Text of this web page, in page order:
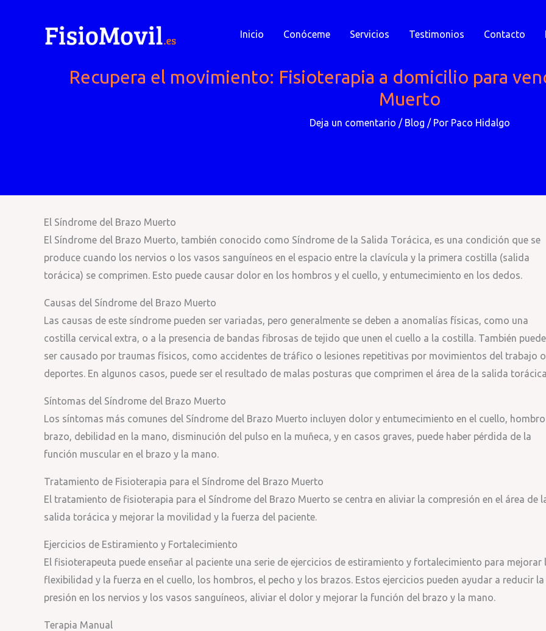
Inicio Conóceme Servicios Testimonios Contacto
Recupera el movimiento: Fisioterapia a domicilio para
Muerto
Deja un comentario / Blog / Por Paco Hidalgo
El Síndrome del Brazo Muerto
El Síndrome del Brazo Muerto, también conocido como Síndrome de la Salida Torácica, es una condición que se
produce cuando los nervios o los vasos sanguíneos en el espacio entre la clavícula y la primera costilla (salida
torácica) se comprimen. Esto puede causar dolor en los hombros y el cuello, y entumecimiento en los dedos.
Causas del Síndrome del Brazo Muerto
Las causas de este síndrome pueden ser variadas, pero generalmente se deben a anomalías físicas, como una
costilla cervical extra, o a la presencia de bandas fibrosas de tejido que unen el cuello a la costilla. También puede
ser causado por traumas físicos, como accidentes de tráfico o lesiones repetitivas por movimientos del trabajo o
deportes. En algunos casos, puede ser el resultado de malas posturas que comprimen el área de la salida
Síntomas del Síndrome del Brazo Muerto
Los síntomas más comunes del Síndrome del Brazo Muerto incluyen dolor y entumecimiento en el cuello,
brazo, debilidad en la mano, disminución del pulso en la muñeca, y en casos graves, puede haber pérdida de la
función muscular en el brazo y la mano.
Tratamiento de Fisioterapia para el Síndrome del Brazo Muerto
El tratamiento de fisioterapia para el Síndrome del Brazo Muerto se centra en aliviar la compresión en el área de
salida torácica y mejorar la movilidad y la fuerza del paciente.
Ejercicios de Estiramiento y Fortalecimiento
El fisioterapeuta puede enseñar al paciente una serie de ejercicios de estiramiento y fortalecimiento para mejorar
flexibilidad y la fuerza en el cuello, los hombros, el pecho y los brazos. Estos ejercicios pueden ayudar a reducir la
presión en los nervios y los vasos sanguíneos, aliviar el dolor y mejorar la función del brazo y la mano.
Terapia Manual